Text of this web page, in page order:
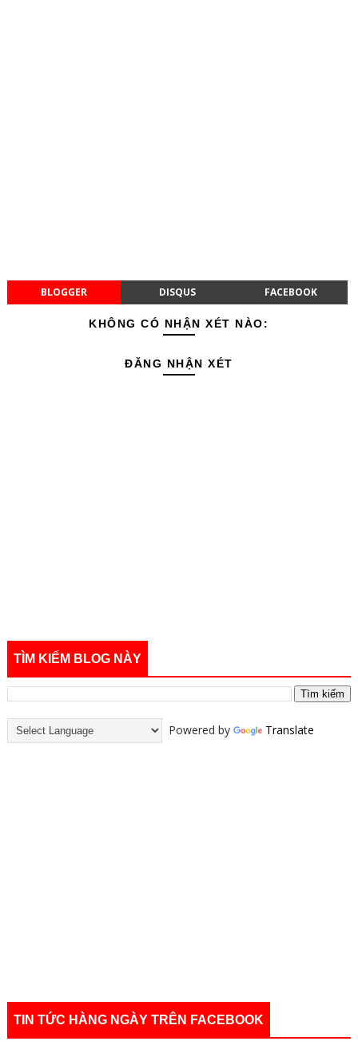
BLOGGER DISQUS FACEBOOK
KHÔNG CÓ NHẬN XÉT NÀO:
ĐĂNG NHẬN XÉT
TÌM KIẾM BLOG NÀY
Powered by Translate
TIN TỨC HÀNG NGÀY TRÊN FACEBOOK